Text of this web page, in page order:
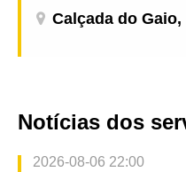
Calçada do Gaio,
Notícias dos
2026-08-06 22:00